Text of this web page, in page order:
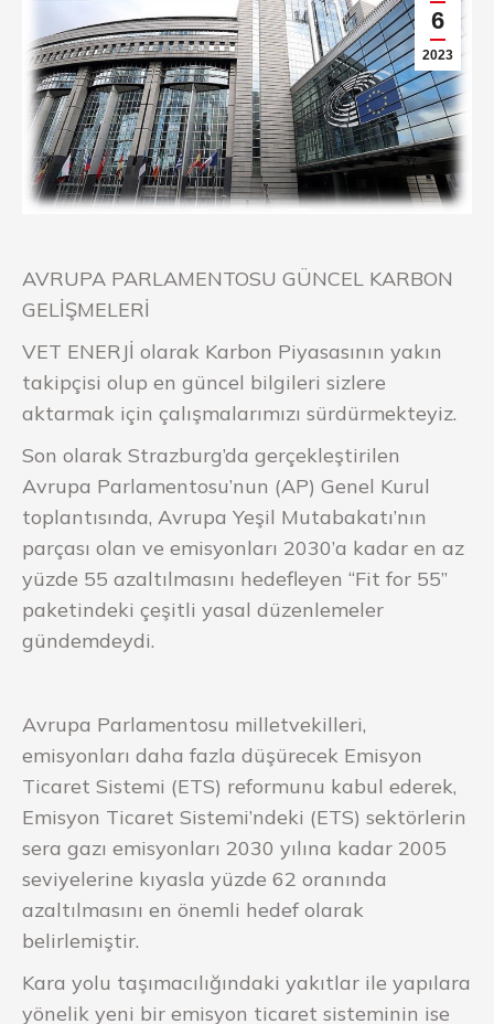
6
2023
AVRUPA PARLAMENTOSU GÜNCEL KARBON
GELİŞMELERİ
VET ENERJİ olarak Karbon Piyasasının yakın
takipçisi olup en güncel bilgileri sizlere
aktarmak için çalışmalarımızı sürdürmekteyiz.
Son olarak Strazburg’da gerçekleştirilen
Avrupa Parlamentosu’nun (AP) Genel Kurul
toplantısında, Avrupa Yeşil Mutabakatı’nın
parçası olan ve emisyonları 2030’a kadar en az
yüzde 55 azaltılmasını hedefleyen “Fit for 55”
paketindeki çeşitli yasal düzenlemeler
gündemdeydi.
Avrupa Parlamentosu milletvekilleri,
emisyonları daha fazla düşürecek Emisyon
Ticaret Sistemi (ETS) reformunu kabul ederek,
Emisyon Ticaret Sistemi’ndeki (ETS) sektörlerin
sera gazı emisyonları 2030 yılına kadar 2005
seviyelerine kıyasla yüzde 62 oranında
azaltılmasını en önemli hedef olarak
belirlemiştir.
Kara yolu taşımacılığındaki yakıtlar ile yapılara
yönelik yeni bir emisyon ticaret sisteminin ise